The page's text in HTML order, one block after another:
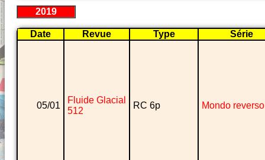
2019
Date Revue Type Série
05/01
Fluide Glacial
512
RC 6p Mondo reverso